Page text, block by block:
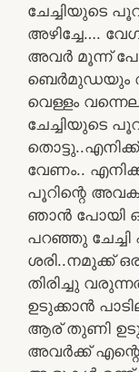
ചേച്ചിയുടെ
അഴിച്ചേ….
അവർ മൂന്ന്
ബെർമുഡയും
വെള്ളം
ചേച്ചിയുടെ
വേണം..
പൂറിന്റെ
ഞാൻ പോയി
പറഞ്ഞു ചേച്ചി
ശരി..നമുക്ക്
തിരിച്ചു
ഉടുക്കാൻ
ആര് തുണി
അവർക്ക്